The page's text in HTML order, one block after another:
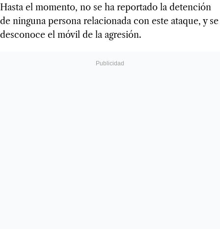
Hasta el momento, no se ha reportado la detención
de ninguna persona relacionada con este ataque, y se
desconoce el móvil de la agresión.